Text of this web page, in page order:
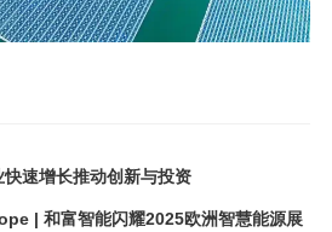
速增长推动创新与投资
| 和富智能闪耀2025欧洲智慧能源展